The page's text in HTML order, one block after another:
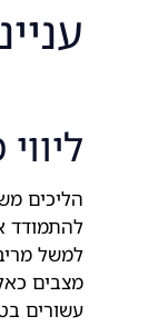
הליכים
להתמודד
למשל
מצבים
עשורים